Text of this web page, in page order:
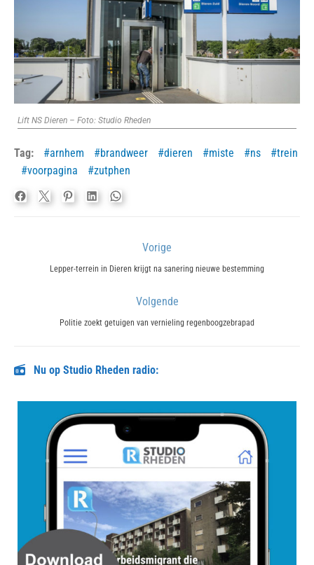
Lift NS Dieren – Foto: Studio Rheden
Tag: arnhem brandweer dieren miste ns
trein
voorpagina
zutphen
navigatie
Vorige
Previous
Lepper-terrein in Dieren krijgt na sanering nieuwe bestemming
Volgende
Next
Politie zoekt getuigen van vernieling regenboogzebrapad
Nu op Studio Rheden radio: